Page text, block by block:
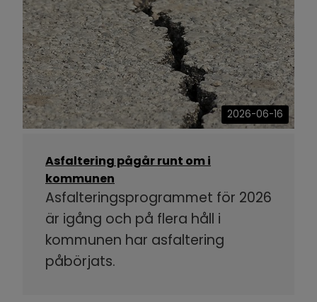
2026-06-16
Asfaltering pågår runt om i
kommunen
Asfalteringsprogrammet för 2026
är igång och på flera håll i
kommunen har asfaltering
påbörjats.